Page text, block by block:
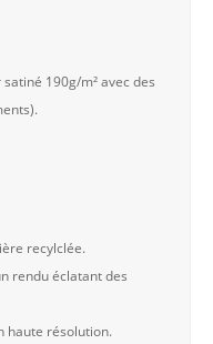
190g/m² avec des
recylclée.
rendu éclatant des
haute résolution.